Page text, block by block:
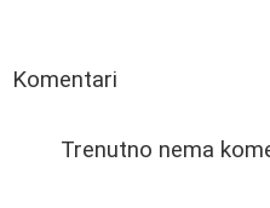
Komentari
Trenutno nema